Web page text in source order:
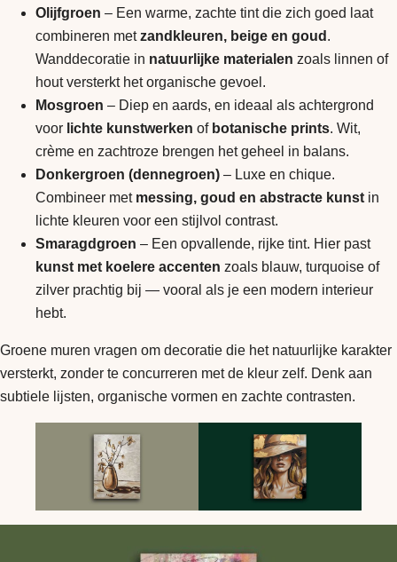
Olijfgroen – Een warme, zachte tint die zich goed laat
combineren metzandkleuren, beige en goud .
Wanddecoratie in natuurlijke materialen zoals linnen of
hout versterkt het organische gevoel.
Mosgroen – Diep en aards, en ideaal als achtergrond
voor lichte kunstwerken of botanische prints. Wit,
crème en zachtroze brengen het geheel in balans.
Donkergroen (dennegroen) – Luxe en chique.
Combineer met messing, goud en abstracte kunst in
lichte kleuren voor een stijlvol contrast.
Smaragdgroen – Een opvallende, rijke tint. Hier past
kunst met koelere accenten zoals blauw, turquoise of
zilver prachtig bij — vooral als je een modern interieur
hebt.
Groene muren vragen om decoratie die het natuurlijke karakter
versterkt, zonder te concurreren met de kleur zelf. Denk aan
subtiele lijsten, organische vormen en zachte contrasten.